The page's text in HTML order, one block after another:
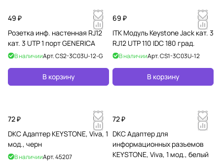
49 ₽
Розетка инф. настенная RJ12
кат. 3 UTP 1 порт GENERICA
В наличииАрт.CS2-3C03U-12-G
В корзину
69 ₽
ITK Модуль Keystone Jack кат. 3
RJ12 UTP 110 IDC 180 град.
В наличииАрт.CS1-3C03U-12
В корзину
72 ₽
DKC Адаптер KEYSTONE, Viva, 1
мод., черн
В наличииАрт.45207
72 ₽
DKC Адаптер для
информационных разъемов
KEYSTONE, Viva, 1 мод., белый